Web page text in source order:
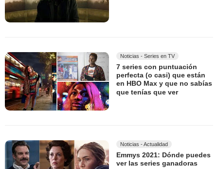
Noticias - Series en TV
7 series con puntuación
perfecta (o casi) que están
en HBO Max y que no sabías
que tenías que ver
Noticias - Actualidad
Emmys 2021: Dónde puedes
ver las series ganadoras